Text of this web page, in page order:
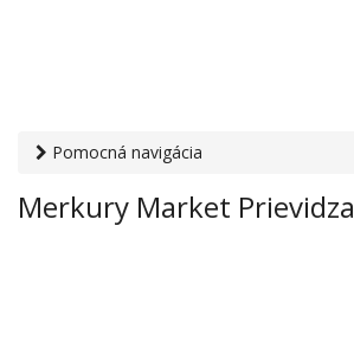
Pomocná navigácia
Merkury Market Prievidza
Merkury Market Prievidza